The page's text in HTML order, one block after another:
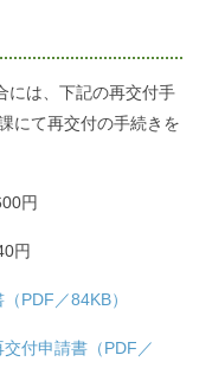
には、下記の再交付手
にて再交付の手続きを
円
円
PDF／84KB）
付申請書（PDF／